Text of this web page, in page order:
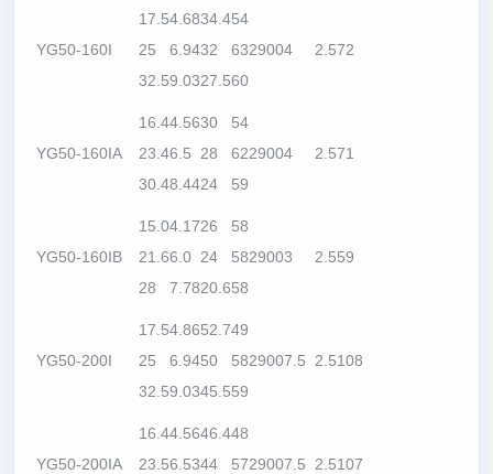
YG50-160I
17.5
25
32.5
4.68
6.94
9.03
34.4
32
27.5
54
63
60
29004 2.572
YG50-160IA
16.4
23.4
30.4
4.56
6.5
8.44
30
28
24
54
62
59
29004 2.571
YG50-160IB
15.0
21.6
28
4.17
6.0
7.78
26
24
20.6
58
58
58
29003 2.559
YG50-200I
17.5
25
32.5
4.86
6.94
9.03
52.7
50
45.5
49
58
59
29007.5 2.5108
YG50-200IA
16.4
23.5
4.56
6.53
46.4
44
48
5729007.5 2.5107